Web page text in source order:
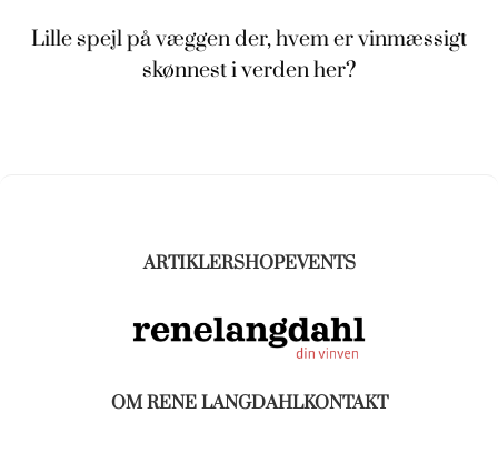
Lille spejl på væggen der, hvem er vinmæssigt
skønnest i verden her?
ARTIKLERSHOPEVENTS
OM RENE LANGDAHLKONTAKT